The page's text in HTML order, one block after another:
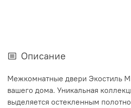
Описание
Межкомнатные двери Экостиль М
вашего дома. Уникальная
выделяется остекленным